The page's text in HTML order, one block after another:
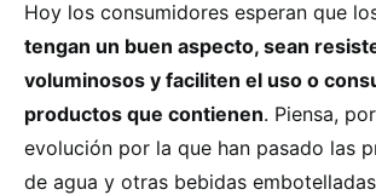
Hoy los consumidores esperan que
tengan un buen aspecto, sean
voluminosos y faciliten el uso o
productos que contienen. Piensa,
evolución por la que han pasado las
de agua y otras bebidas